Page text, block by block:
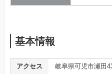
基本情報
アクセス
岐阜県可児市瀬田